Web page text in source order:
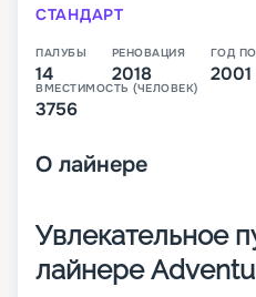
СТАНДАРТ
ПАЛУБЫ
14
РЕНОВАЦИЯ
2018
ГОД
2001
ВМЕСТИМОСТЬ (ЧЕЛОВЕК)
3756
О лайнере
Увлекательное
лайнере